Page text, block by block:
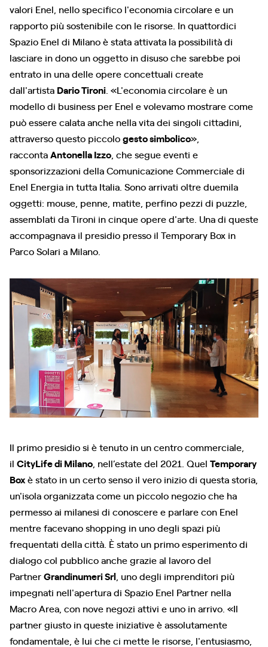
valori Enel, nello specifico l'economia circolare e un
rapporto più sostenibile con le risorse. In quattordici
Spazio Enel di Milano è stata attivata la possibilità di
lasciare in dono un oggetto in disuso che sarebbe poi
entrato in una delle opere concettuali create
dall'artista Dario Tironi . «L'economia circolare è un
modello di business per Enel e volevamo mostrare come
può essere calata anche nella vita dei singoli cittadini,
attraverso questo piccologesto simbolico»,
raccontaAntonella Izzo , che segue eventi e
sponsorizzazioni della Comunicazione Commerciale di
Enel Energia in tutta Italia. Sono arrivati oltre duemila
oggetti: mouse, penne, matite, perfino pezzi di puzzle,
assemblati da Tironi in cinque opere d'arte. Una di queste
accompagnava il presidio presso il Temporary Box in
Parco Solari a Milano.
Il primo presidio si è tenuto in un centro commerciale,
il CityLife di Milano , nell’estate del 2021. Quel Temporary
Boxè stato in un certo senso il vero inizio di questa storia,
un'isola organizzata come un piccolo negozio che ha
permesso ai milanesi di conoscere e parlare con Enel
mentre facevano shopping in uno degli spazi più
frequentati della città. È stato un primo esperimento di
dialogo col pubblico anche grazie al lavoro del
PartnerGrandinumeri Srl , uno degli imprenditori più
impegnati nell'apertura di Spazio Enel Partner nella
Macro Area, con nove negozi attivi e uno in arrivo. «Il
partner giusto in queste iniziative è assolutamente
fondamentale, è lui che ci mette le risorse, l'entusiasmo,